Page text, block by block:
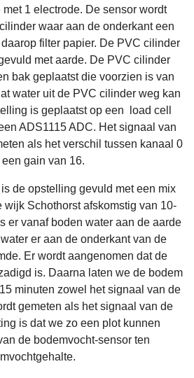
1 electrode. De sensor wordt
waar aan de onderkant een
filter papier. De PVC cilinder
met aarde. De PVC cilinder
bak geplaatst die voorzien is van
water uit de PVC cilinder weg kan
is geplaatst op een load cell
ADS1115 ADC. Het signaal van
als het verschil tussen kanaal 0
gain van 16.
de opstelling gevuld met een mix
wijk Schothorst afskomstig van 10-
er vanaf boden water aan de aarde
er aan de onderkant van de
Er wordt aangenomen dat de
is. Daarna laten we de bodem
minuten zowel het signaal van de
gemeten als het signaal van de
is dat we zo een plot kunnen
de bodemvocht-sensor ten